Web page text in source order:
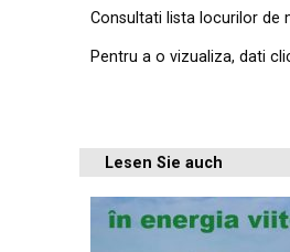
Consultati lista locurilor de
Pentru a o vizualiza, dati
Lesen Sie auch